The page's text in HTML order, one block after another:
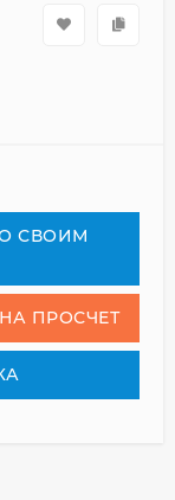
СВОИМ
ПРОСЧЕТ